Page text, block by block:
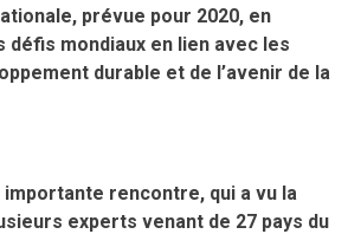
prévue pour 2020, en
défis mondiaux en lien avec les
durable et de l’avenir de la
rencontre, qui a vu la
experts venant de 27 pays du